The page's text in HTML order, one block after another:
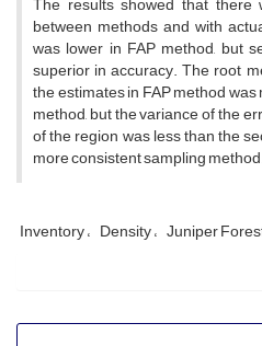
between methods and with
was lower in FAP method, but
superior in accuracy. The root
the estimates in FAP method
method, but the variance of the
of the region was less than the
more consistent sampling
Inventory Density Juniper